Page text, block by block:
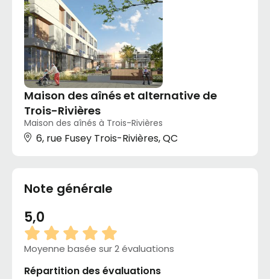
Maison des aînés et alternative de
Trois-Rivières
Maison des aînés à Trois-Rivières
6, rue Fusey Trois-Rivières, QC
Note générale
5,0
Moyenne basée sur 2 évaluations
Répartition des évaluations